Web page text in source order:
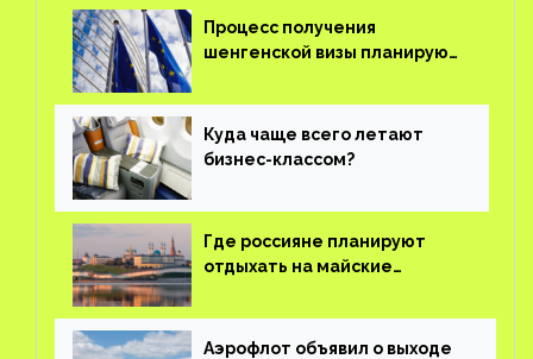
Процесс получения
шенгенской визы планируют
Куда чаще всего летают
бизнес-классом?
Где россияне планируют
отдыхать на майские
Аэрофлот объявил о выходе